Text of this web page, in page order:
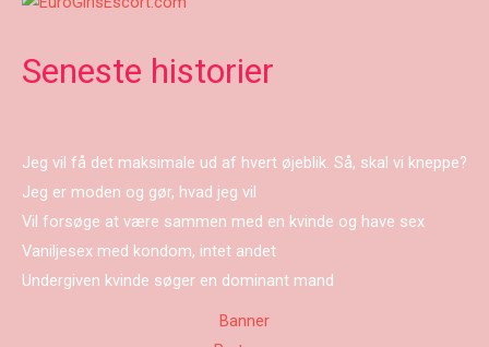
Seneste historier
Jeg vil få det maksimale ud af hvert øjeblik. Så, skal vi kneppe?
Jeg er moden og gør, hvad jeg vil
Vil forsøge at være sammen med en kvinde og have sex
Vaniljesex med kondom, intet andet
Undergiven kvinde søger en dominant mand
Banner